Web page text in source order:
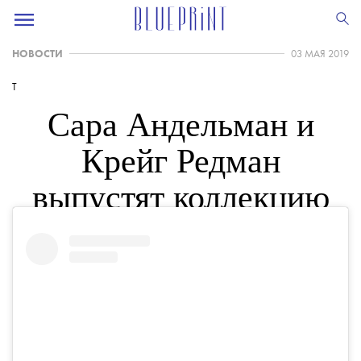
НОВОСТИ 03 МАЯ 2019
T
Сара Андельман и
Крейг Редман
выпустят коллекцию